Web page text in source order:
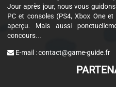
Jour après jour, nous vous
PC et consoles (PS4, Xbox One
aperçu. Mais aussi
concours...
E-mail :contact@game-guide.fr